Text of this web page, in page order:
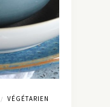
/ VÉGÉTARIEN